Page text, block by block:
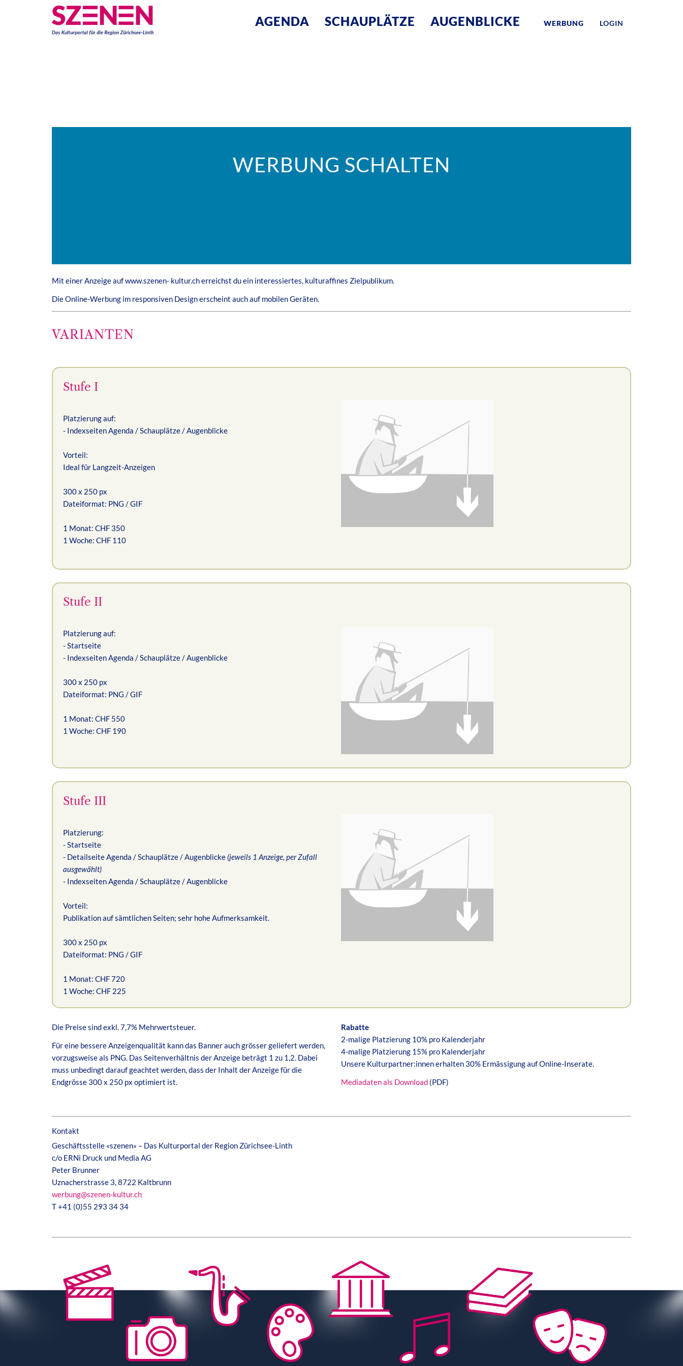
AGENDA SCHAUPLÄTZE AUGENBLICKE WERBUNG LOGIN
WERBUNG SCHALTEN
Mit einer Anzeige auf www.szenen- kultur.ch erreichst du ein interessiertes, kulturaffines Zielpublikum.
Die Online-Werbung im responsiven Design erscheint auch auf mobilen Geräten.
VARIANTEN
Stufe I
Platzierung auf:
- Indexseiten Agenda / Schauplätze / Augenblicke
Vorteil:
Ideal für Langzeit-Anzeigen
300 x 250 px
Dateiformat: PNG / GIF
1 Monat: CHF 350
1 Woche: CHF 110
Stufe II
Platzierung auf:
- Startseite
- Indexseiten Agenda / Schauplätze / Augenblicke
300 x 250 px
Dateiformat: PNG / GIF
1 Monat: CHF 550
1 Woche: CHF 190
Stufe III
Platzierung:
- Startseite
- Detailseite Agenda / Schauplätze / Augenblicke (jeweils 1 Anzeige, per Zufall
ausgewählt)
- Indexseiten Agenda / Schauplätze / Augenblicke
Vorteil:
Publikation auf sämtlichen Seiten; sehr hohe Aufmerksamkeit.
300 x 250 px
Dateiformat: PNG / GIF
1 Monat: CHF 720
1 Woche: CHF 225
Die Preise sind exkl. 7,7% Mehrwertsteuer.
Für eine bessere Anzeigenqualität kann das Banner auch grösser geliefert werden,
vorzugsweise als PNG. Das Seitenverhältnis der Anzeige beträgt 1 zu 1,2. Dabei
muss unbedingt darauf geachtet werden, dass der Inhalt der Anzeige für die
Endgrösse 300 x 250 px optimiert ist.
Rabatte
2-malige Platzierung 10% pro Kalenderjahr
4-malige Platzierung 15% pro Kalenderjahr
Unsere Kulturpartner:innen erhalten 30% Ermässigung auf Online-Inserate.
Mediadaten als Download(PDF)
Kontakt
Geschäftsstelle «szenen» – Das Kulturportal der Region Zürichsee-Linth
c/o ERNi Druck und Media AG
Peter Brunner
Uznacherstrasse 3, 8722 Kaltbrunn
werbung@szenen-kultur.ch
T +41 (0)55 293 34 34